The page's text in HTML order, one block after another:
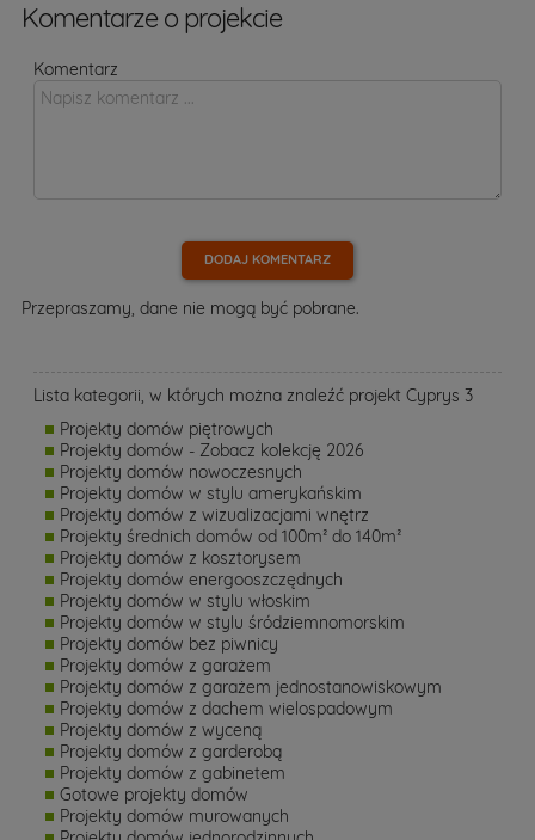
Komentarze o projekcie
Komentarz
DODAJ KOMENTARZ
Przepraszamy, dane nie mogą być pobrane.
Lista kategorii, w których można znaleźć projekt Cyprys 3
Projekty domów piętrowych
Projekty domów - Zobacz kolekcję 2026
Projekty domów nowoczesnych
Projekty domów w stylu amerykańskim
Projekty domów z wizualizacjami wnętrz
Projekty średnich domów od 100m² do 140m²
Projekty domów z kosztorysem
Projekty domów energooszczędnych
Projekty domów w stylu włoskim
Projekty domów w stylu śródziemnomorskim
Projekty domów bez piwnicy
Projekty domów z garażem
Projekty domów z garażem jednostanowiskowym
Projekty domów z dachem wielospadowym
Projekty domów z wyceną
Projekty domów z garderobą
Projekty domów z gabinetem
Gotowe projekty domów
Projekty domów murowanych